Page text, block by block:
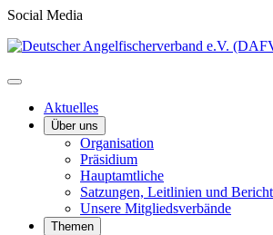
Social Media
Aktuelles
Über uns
Organisation
Präsidium
Hauptamtliche
Satzungen, Leitlinien und
Unsere Mitgliedsverbände
Themen